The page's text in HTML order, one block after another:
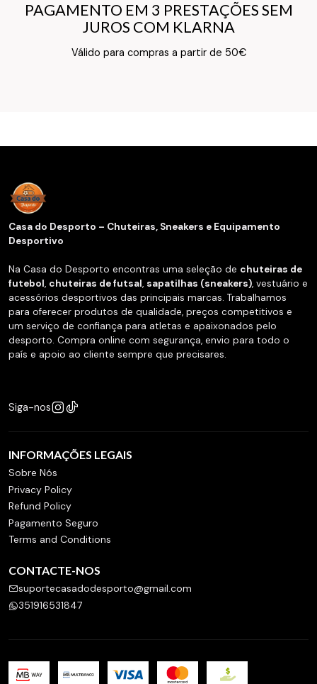
PAGAMENTO EM 3 PRESTAÇÕES SEM
JUROS COM KLARNA
Válido para compras a partir de 50€
PAGAMENTO EM 3 PRESTAÇÕES SEM
JUROS COM KLARNA
Texto do Verso do Cartão de Informação
Casa do Desporto – Chuteiras, Sneakers e Equipamento
Desportivo
Na Casa do Desporto encontras uma seleção de chuteiras de
futebol, chuteiras de futsal, sapatilhas (sneakers), vestuário e
acessórios desportivos das principais marcas. Trabalhamos
para oferecer produtos de qualidade, preços competitivos e
um serviço de confiança para atletas e apaixonados pelo
desporto. Compra online com segurança, envio para todo o
país e apoio ao cliente sempre que precisares.
Siga-nos
INFORMAÇÕES LEGAIS
Sobre Nós
Privacy Policy
Refund Policy
Pagamento Seguro
Terms and Conditions
CONTACTE-NOS
suportecasadodesporto@gmail.com
351916531847